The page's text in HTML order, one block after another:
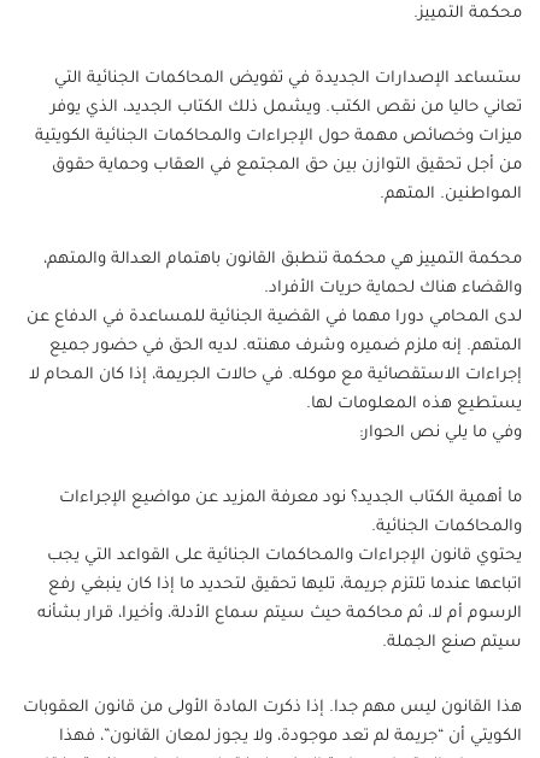
محكمة التمييز.
ستساعد الإصدارات الجديدة في تفويض المحاكمات الجنائية التي
تعاني حاليا من نقص الكتب. ويشمل ذلك الكتاب الجديد، الذي يوفر
ميزات وخصائص مهمة حول الإجراءات والمحاكمات الجنائية الكويتية
من أجل تحقيق التوازن بين حق المجتمع في العقاب وحماية حقوق
المواطنين. المتهم.
محكمة التمييز هي محكمة تنطبق القانون باهتمام العدالة والمتهم،
والقضاء هناك لحماية حريات الأفراد.
لدى المحامي دورا مهما في القضية الجنائية للمساعدة في الدفاع عن
المتهم. إنه ملزم ضميره وشرف مهنته. لديه الحق في حضور جميع
إجراءات الاستقصائية مع موكله. في حالات الجريمة، إذا كان المحام لا
يستطيع هذه المعلومات لها.
وفي ما يلي نص الحوار:
ما أهمية الكتاب الجديد؟ نود معرفة المزيد عن مواضيع الإجراءات
والمحاكمات الجنائية.
يحتوي قانون الإجراءات والمحاكمات الجنائية على القواعد التي يجب
اتباعها عندما تلتزم جريمة، تليها تحقيق لتحديد ما إذا كان ينبغي رفع
الرسوم أم لا، ثم محاكمة حيث سيتم سماع الأدلة، وأخيرا، قرار بشأنه
سيتم صنع الجملة.
هذا القانون ليس مهم جدا. إذا ذكرت المادة الأولى من قانون العقوبات
الكويتي أن “جريمة لم تعد موجودة، ولا يجوز لمعان القانون”، فهذا